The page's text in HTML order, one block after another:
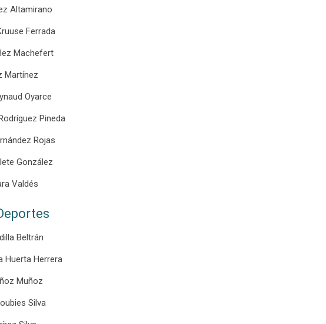
Altamirano
Ferrada
Machefert
Martínez
Oyarce
Pineda
Rojas
González
Valdés
Beltrán
Huerta Herrera
Muñoz
Silva